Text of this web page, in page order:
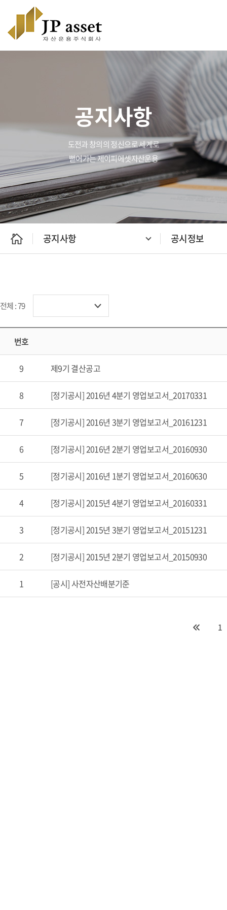
공지사항
도전과 창의의 정신으로 세계로
뻗어가는 제이피에셋자산운용
공지사항 공시정보
전체 : 79
번호
9 제9기 결산공고
8 [정기공시] 2016년 4분기 영업보고서_20170331
7 [정기공시] 2016년 3분기 영업보고서_20161231
6 [정기공시] 2016년 2분기 영업보고서_20160930
5 [정기공시] 2016년 1분기 영업보고서_20160630
4 [정기공시] 2015년 4분기 영업보고서_20160331
3 [정기공시] 2015년 3분기 영업보고서_20151231
2 [정기공시] 2015년 2분기 영업보고서_20150930
1 [공시] 사전자산배분기준
1